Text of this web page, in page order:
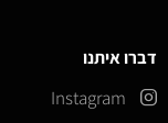
דברו איתנו
Instagram